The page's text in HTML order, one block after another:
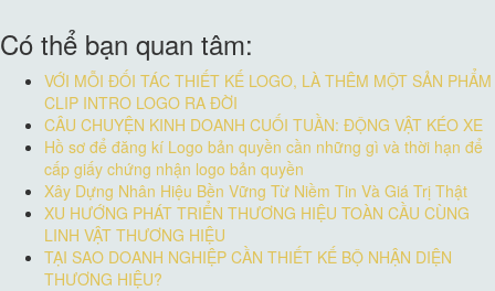
Có thể bạn quan tâm:
VỚI MỖI ĐỐI TÁC THIẾT KẾ LOGO, LÀ THÊM MỘT SẢN PHẨM
CLIP INTRO LOGO RA ĐỜI
CÂU CHUYỆN KINH DOANH CUỐI TUẦN: ĐỘNG VẬT KÉO XE
Hồ sơ để đăng kí Logo bản quyền cần những gì và thời hạn để
cấp giấy chứng nhận logo bản quyền
Xây Dựng Nhân Hiệu Bền Vững Từ Niềm Tin Và Giá Trị Thật
XU HƯỚNG PHÁT TRIỂN THƯƠNG HIỆU TOÀN CẦU CÙNG
LINH VẬT THƯƠNG HIỆU
TẠI SAO DOANH NGHIỆP CẦN THIẾT KẾ BỘ NHẬN DIỆN
THƯƠNG HIỆU?